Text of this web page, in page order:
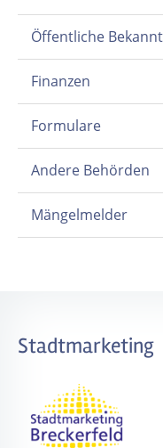
Öffentliche
Finanzen
Formulare
Andere Behörden
Mängelmelder
Stadtmarketing